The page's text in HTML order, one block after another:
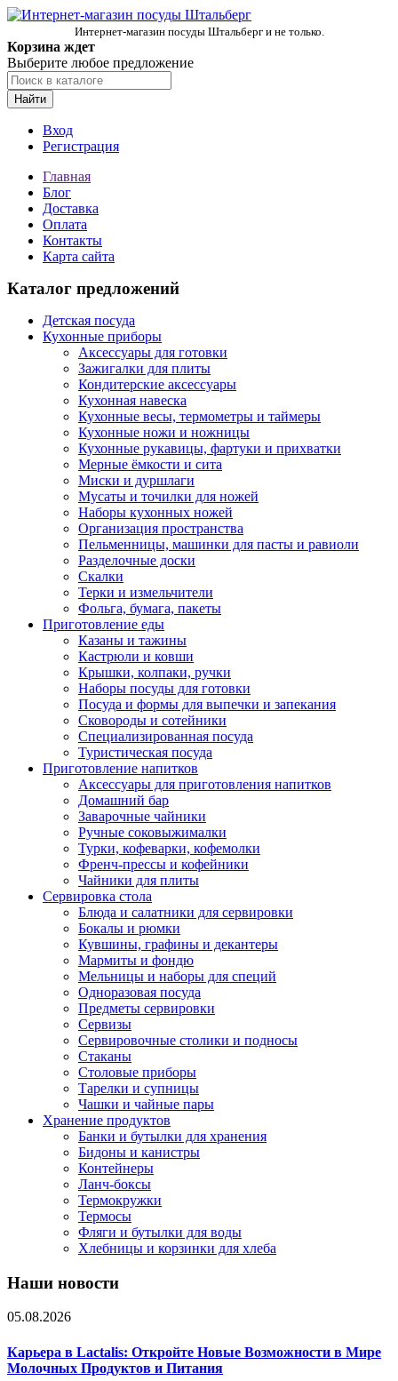
Интернет-магазин посуды Штальберг и не только.
Корзина ждет
Выберите любое предложение
Найти
Вход
Регистрация
Главная
Блог
Доставка
Оплата
Контакты
Карта сайта
Каталог предложений
Детская посуда
Кухонные приборы
Аксессуары для готовки
Зажигалки для плиты
Кондитерские аксессуары
Кухонная навеска
Кухонные весы, термометры и таймеры
Кухонные ножи и ножницы
Кухонные рукавицы, фартуки и прихватки
Мерные ёмкости и сита
Миски и дуршлаги
Мусаты и точилки для ножей
Наборы кухонных ножей
Организация пространства
Пельменницы, машинки для пасты и равиоли
Разделочные доски
Скалки
Терки и измельчители
Фольга, бумага, пакеты
Приготовление еды
Казаны и тажины
Кастрюли и ковши
Крышки, колпаки, ручки
Наборы посуды для готовки
Посуда и формы для выпечки и запекания
Сковороды и сотейники
Специализированная посуда
Туристическая посуда
Приготовление напитков
Аксессуары для приготовления напитков
Домашний бар
Заварочные чайники
Ручные соковыжималки
Турки, кофеварки, кофемолки
Френч-прессы и кофейники
Чайники для плиты
Сервировка стола
Блюда и салатники для сервировки
Бокалы и рюмки
Кувшины, графины и декантеры
Мармиты и фондю
Мельницы и наборы для специй
Одноразовая посуда
Предметы сервировки
Сервизы
Сервировочные столики и подносы
Стаканы
Столовые приборы
Тарелки и супницы
Чашки и чайные пары
Хранение продуктов
Банки и бутылки для хранения
Бидоны и канистры
Контейнеры
Ланч-боксы
Термокружки
Термосы
Фляги и бутылки для воды
Хлебницы и корзинки для хлеба
Наши новости
05.08.2026
Карьера в Lactalis: Откройте Новые Возможности в Мире
Молочных Продуктов и Питания